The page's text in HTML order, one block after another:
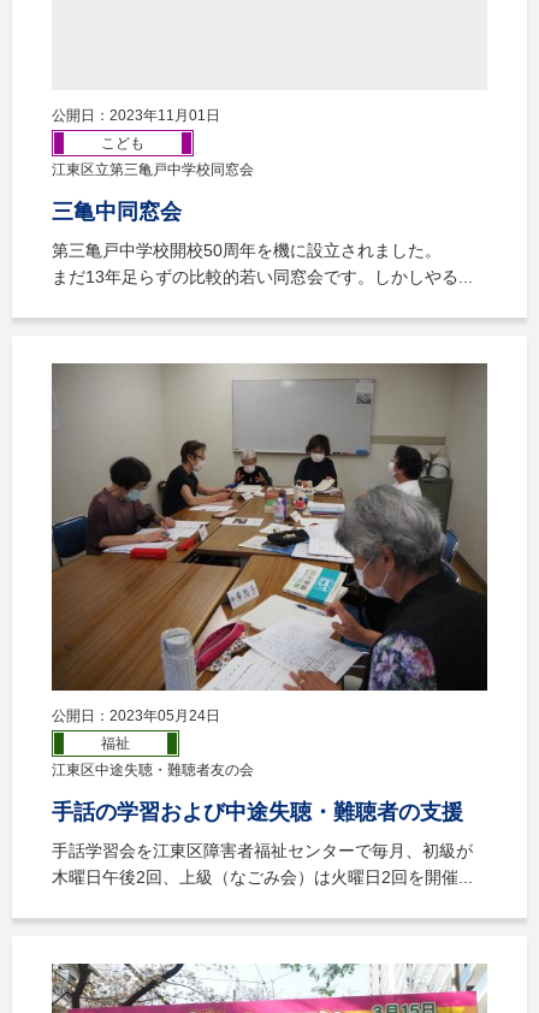
公開日：2023年11月01日
こども
江東区立第三亀戸中学校同窓会
三亀中同窓会
第三亀戸中学校開校50周年を機に設立されました。
まだ13年足らずの比較的若い同窓会です。しかしやる...
公開日：2023年05月24日
福祉
江東区中途失聴・難聴者友の会
手話の学習および中途失聴・難聴者の支援
手話学習会を江東区障害者福祉センターで毎月、初級が
木曜日午後2回、上級（なごみ会）は火曜日2回を開催...